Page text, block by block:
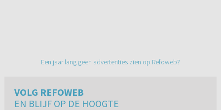
Een jaar lang geen advertenties zien op Refoweb?
VOLG REFOWEB
EN BLIJF OP DE HOOGTE